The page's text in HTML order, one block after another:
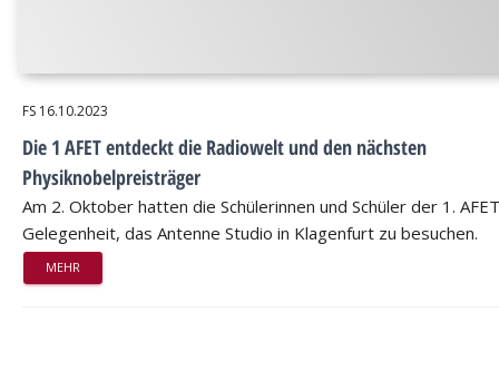
FS 16.10.2023
Die 1 AFET entdeckt die Radiowelt und den nächsten
Physiknobelpreisträger
Am 2. Oktober hatten die Schülerinnen und Schüler der 1.
Gelegenheit, das Antenne Studio in Klagenfurt zu besuchen.
MEHR